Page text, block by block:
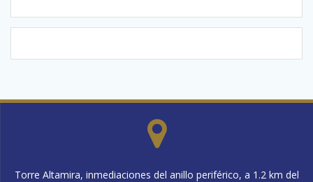
Torre Altamira, inmediaciones del anillo periférico, a 1.2 km del